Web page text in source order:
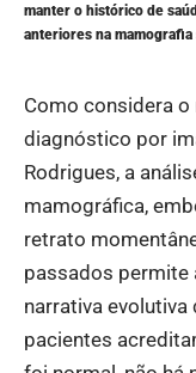
manter o histórico de
anteriores na
Como considera
diagnóstico por
Rodrigues, a
mamográfica,
retrato
passados permite
narrativa
pacientes